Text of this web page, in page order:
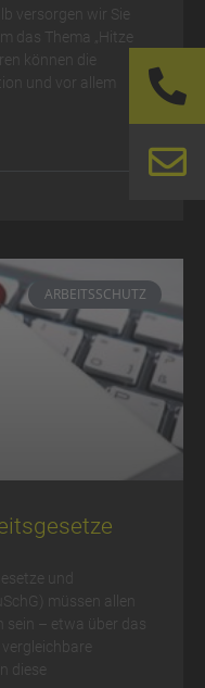
versorgen wir Sie
das Thema „Hitze
können die
und vor allem
ARBEITSSCHUTZ
und
müssen allen
– etwa über das
diese